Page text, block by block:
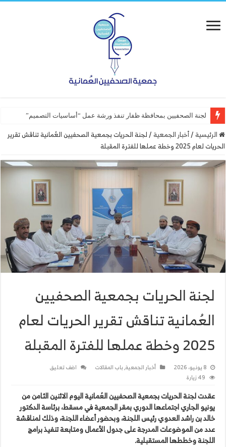
الرئيسية /أخبار الجمعية /لجنة الحريات بجمعية الصحفيين العُمانية تناقش تقرير
الحريات لعام 2025 وخطة عملها للفترة المقبلة
لجنة الحريات بجمعية الصحفيين
العُمانية تناقش تقرير الحريات لعام
2025 وخطة عملها للفترة المقبلة
8 يونيو، 2026 أخبار الجمعية,باب المقالات
اضف تعليق
49 زيارة
عقدت لجنة الحريات بجمعية الصحفيين العُمانية اليوم الاثنين الثامن من
يونيو الجاري اجتماعها الدوري بمقر الجمعية في مسقط، برئاسة الدكتور
خالد بن راشد العدوي رئيس اللجنة، وبحضور أعضاء اللجنة، وذلك لمناقشة
عدد من الموضوعات المدرجة على جدول الأعمال ومتابعة تنفيذ برامج
اللجنة وخططها المستقبلية.